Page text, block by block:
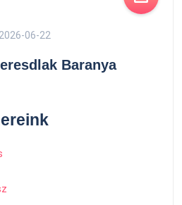
2026-06-22
Baranya